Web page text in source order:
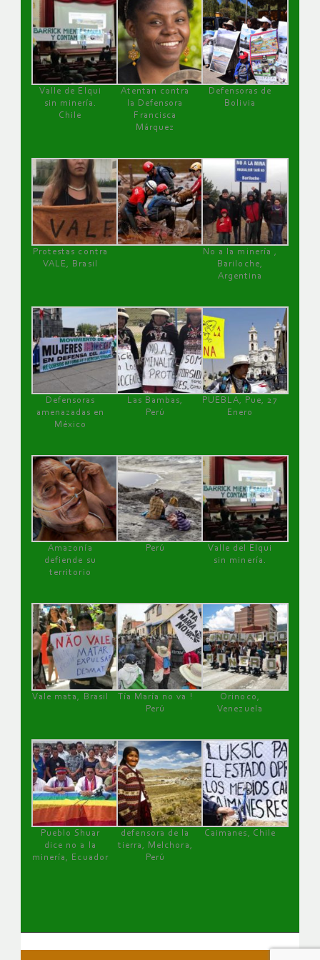
Valle de Elqui
sin minería.
Chile
Atentan contra
la Defensora
Francisca
Márquez
Defensoras de
Bolivia
Protestas contra
VALE, Brasil
No a la minería ,
Bariloche,
Argentina
Defensoras
amenazadas en
México
Las Bambas,
Perú
PUEBLA, Pue, 27
Enero
Amazonía
defiende su
territorio
Perú
Valle del Elqui
sin minería.
Vale mata, Brasil
Tía María no va !
Perú
Orinoco,
Venezuela
Pueblo Shuar
dice no a la
minería, Ecuador
defensora de la
tierra, Melchora,
Perú
Caimanes, Chile